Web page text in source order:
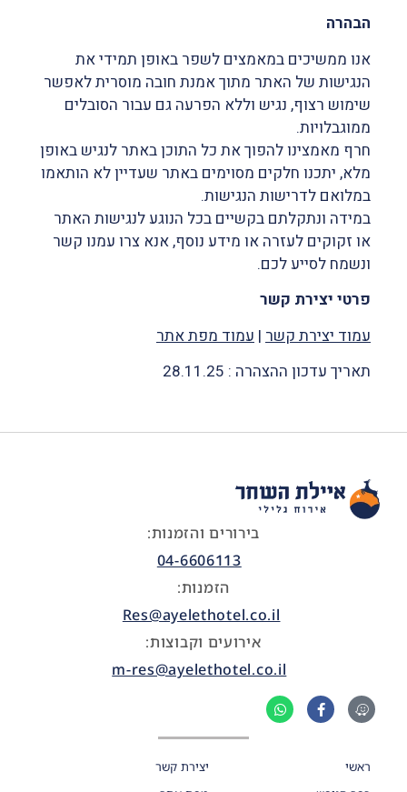
הבהרה
אנו ממשיכים במאמצים לשפר באופן תמידי את
הנגישות של האתר מתוך אמנת חובה מוסרית לאפשר
שימוש רצוף, נגיש וללא הפרעה גם עבור הסובלים
ממוגבלויות.
חרף מאמצינו להפוך את כל התוכן באתר לנגיש באופן
מלא, יתכנו חלקים מסוימים באתר שעדיין לא הותאמו
במלואם לדרישות הנגישות.
במידה ונתקלתם בקשיים בכל הנוגע לנגישות האתר
או זקוקים לעזרה או מידע נוסף, אנא צרו עמנו קשר
ונשמח לסייע לכם.
פרטי יצירת קשר
עמוד יצירת קשר | עמוד מפת אתר
תאריך עדכון ההצהרה : 28.11.25
בירורים והזמנות:
04-6606113
הזמנות:
Res@ayelethotel.co.il
אירועים וקבוצות:
m-res@ayelethotel.co.il
ראשי
יצירת קשר